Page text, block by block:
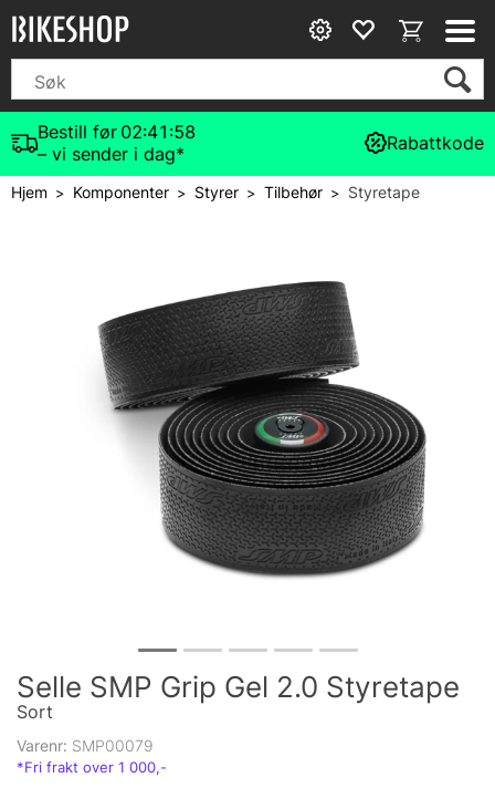
Bestill før 02:41:57
– vi sender i dag*
Rabattkode
Hjem> Komponenter> Styrer>Tilbehør> Styretape
Selle SMP Grip Gel 2.0 Styretape
Sort
Varenr: SMP00079